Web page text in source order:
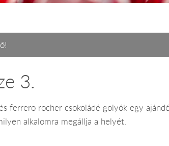
3.
ferrero rocher csokoládé golyók egy
alkalomra megállja a helyét.